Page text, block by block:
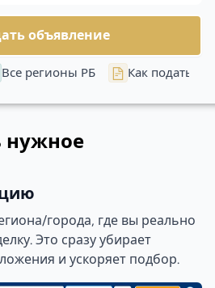
Все регионы РБ Как подать
объявление
нужное
города, где вы реально
Это сразу убирает
и ускоряет подбор.